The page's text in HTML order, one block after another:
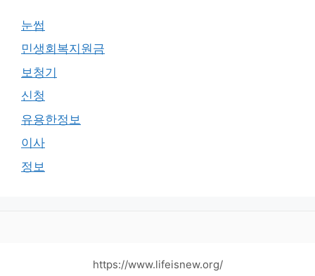
눈썹
민생회복지원금
보청기
신청
유용한정보
이사
정보
https://www.lifeisnew.org/